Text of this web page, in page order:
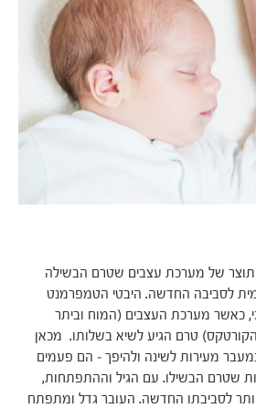
של מערכת עצבים שטרם הבשילה
לסביבה החדשה. היבטי הטמפרמנט
כאשר מערכת העצבים (המוח וביתר
טרם הגיע לשיא בשלותו. מכאן
מעירות לשינה ולהיפך – הם פעמים
שטרם הבשילו. עם הגיל וההתפתחות,
יותר לסביבתו החדשה. העובר גדל ומתפתח